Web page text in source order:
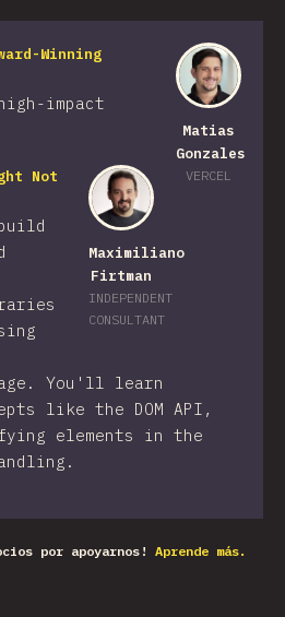
Matias
Gonzales
VERCEL
Winning
impact
Maximiliano
Firtman
INDEPENDENT
CONSULTANT
Not
You'll learn
like the DOM API,
elements in the
por apoyarnos! Aprende más.